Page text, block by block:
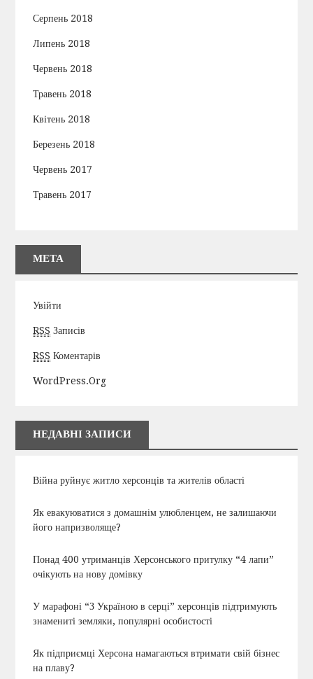
Серпень 2018
Липень 2018
Червень 2018
Травень 2018
Квітень 2018
Березень 2018
Червень 2017
Травень 2017
МЕТА
Увійти
RSS Записів
RSS Коментарів
WordPress.org
НЕДАВНІ ЗАПИСИ
Війна руйнує житло херсонців та жителів області
Як евакуюватися з домашнім улюбленцем, не залишаючи
його напризволяще?
Понад 400 утриманців Херсонського притулку “4 лапи”
очікують на нову домівку
У марафоні “З Україною в серці” херсонців підтримують
знамениті земляки, популярні особистості
Як підприємці Херсона намагаються втримати свій бізнес
на плаву?